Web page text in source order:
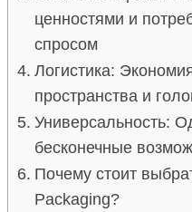
ценностями и
спросом
Логистика:
пространства и
Универсальность:
бесконечные
Почему стоит
Packaging?